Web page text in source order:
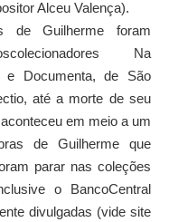
Alceu Valença).
de Guilherme foram
Na
e Documenta, de São
até a morte de seu
em meio a um
de Guilherme que
parar nas coleções
o BancoCentral
divulgadas (vide site